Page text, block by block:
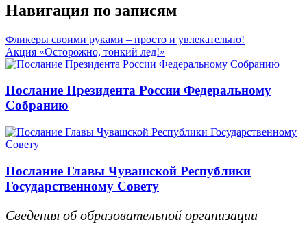
Навигация по записям
Фликеры своими руками – просто и увлекательно!
Акция «Осторожно, тонкий лед!»
Послание Президента России Федеральному
Собранию
Послание Главы Чувашской Республики
Государственному Совету
Сведения об образовательной организации